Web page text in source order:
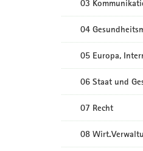
03
04
05 Europa,
06 Staat und
07 Recht
08